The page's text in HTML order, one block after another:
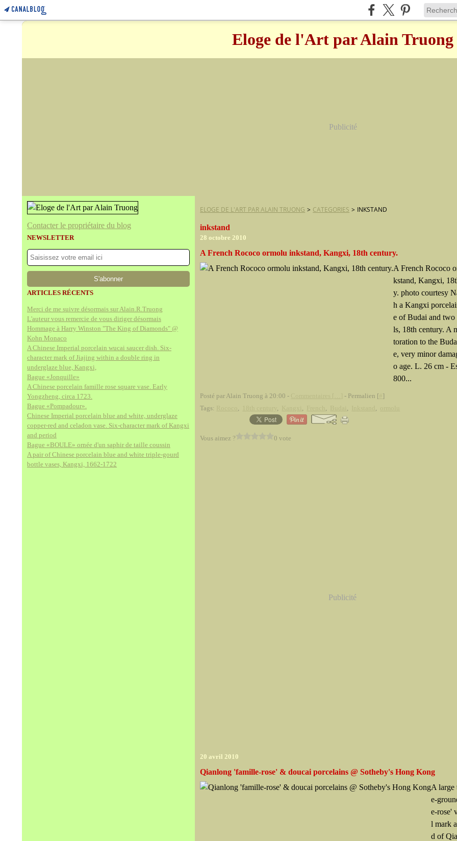
Eloge de l'Art par Alain Truong
Publicité
Contacter le propriétaire du blog
NEWSLETTER
ARTICLES RÉCENTS
Merci de me suivre désormais sur Alain.R.Truong
L'auteur vous remercie de vous diriger désormais
Hommage à Harry Winston "The King of Diamonds" @
Kohn Monaco
A Chinese Imperial porcelain wucai saucer dish. Six-
character mark of Jiajing within a double ring in
underglaze blue, Kangxi,
Bague «Jonquille»
A Chinese porcelain famille rose square vase. Early
Yongzheng, circa 1723.
Bague «Pompadour».
Chinese Imperial porcelain blue and white, underglaze
copper-red and celadon vase. Six-character mark of Kangxi
and period
Bague «BOULE» ornée d'un saphir de taille coussin
A pair of Chinese porcelain blue and white triple-gourd
bottle vases, Kangxi, 1662-1722
ELOGE DE L'ART PAR ALAIN TRUONG > CATEGORIES > INKSTAND
inkstand
28 octobre 2010
A French Rococo ormolu inkstand, Kangxi, 18th century.
A French Rococo
kstand, Kangxi,
y. photo courtesy
h a Kangxi
e of Budai and
ls, 18th century. A
toration to the
e, very minor
o age. L. 26 cm -
800...
Posté par Alain Truong à 20:00 - - Permalien [ ]
Tags:
, , , , , ,
Vous aimez ? 0 vote
Publicité
20 avril 2010
Qianlong 'famille-rose' & doucai porcelains @ Sotheby's Hong Kong
A large
e-
e-rose'
l mark
d of